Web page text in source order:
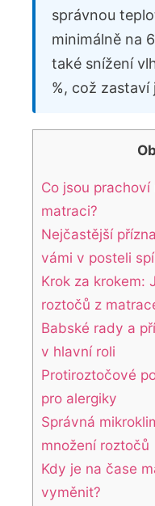
správnou
minimálně na
také snížení
%, což zastaví
Co jsou
matraci?
Nejčastější
vámi v posteli
Krok za krokem:
roztočů z
Babské rady a
v hlavní roli
Protiroztočové
pro alergiky
Správná
množení roztočů
Kdy je na čase
vyměnit?